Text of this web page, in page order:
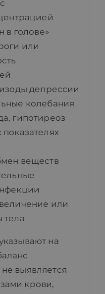
в голове»
или
депрессии
колебания
гипотиреоз
веществ
или
тела
на
выявляется
крови,